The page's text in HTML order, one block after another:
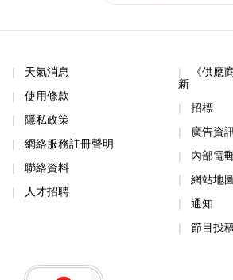
天氣消息
使用條款
隱私政策
網絡服務註冊聲明
聯絡資料
人才招聘
《供應
新
招標
廣告資
內部電
網站地
通知
節目投